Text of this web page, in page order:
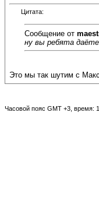
Цитата:
Сообщение от
ну вы ребята
Это мы так шутим с
Часовой пояс GMT +3, время: